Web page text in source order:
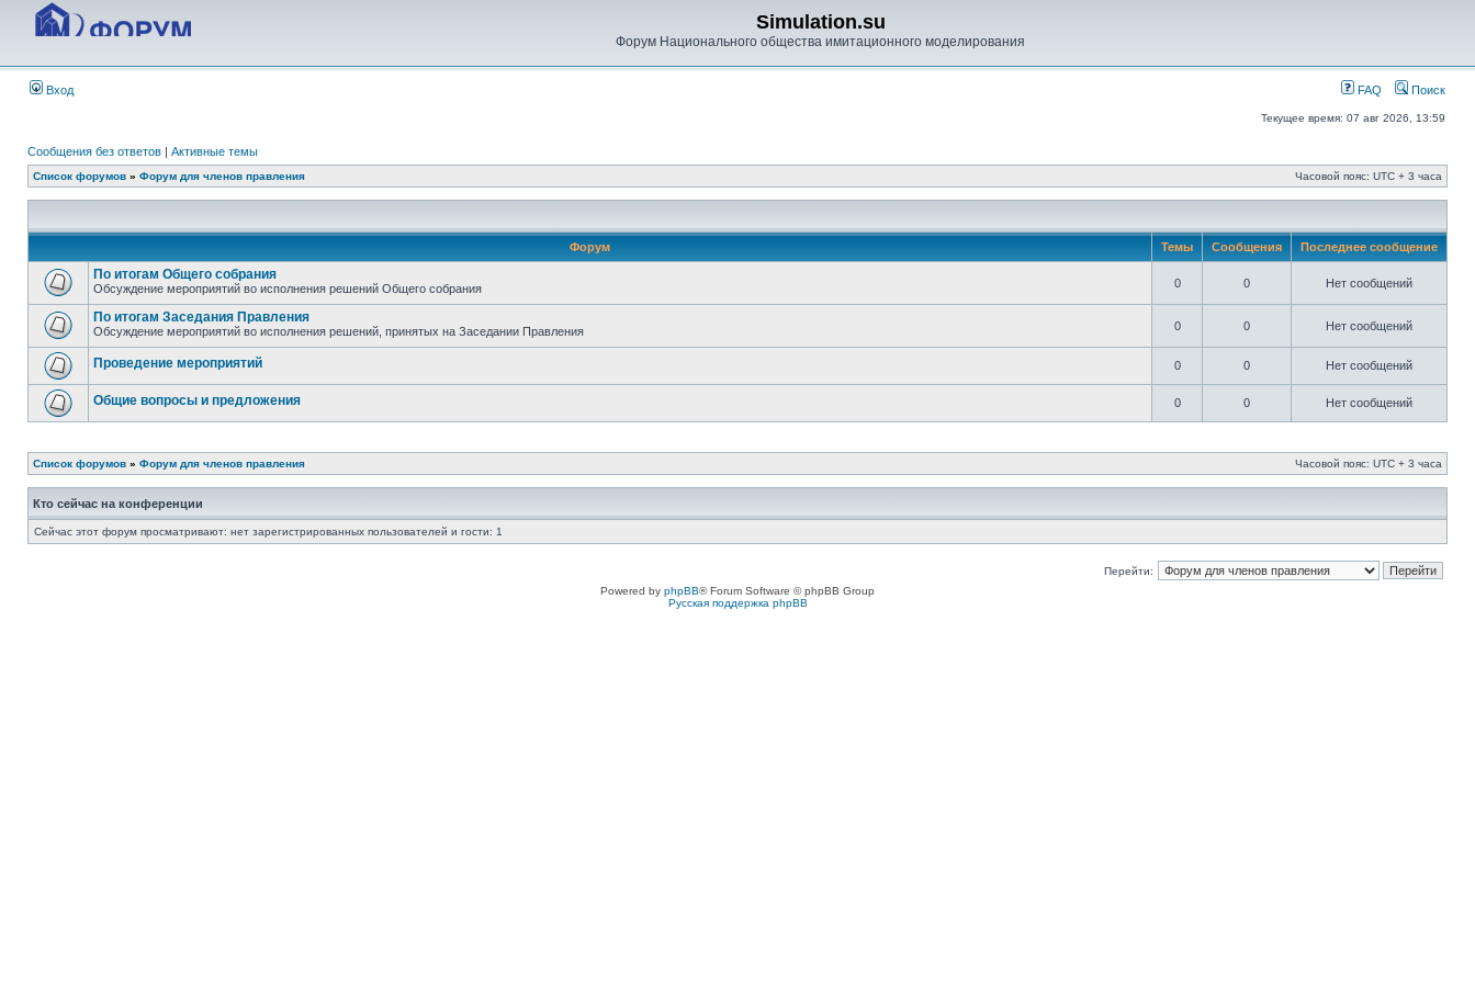
Simulation.su
Форум Национального общества имитационного моделирования
Вход FAQ Поиск
Текущее время: 07 авг 2026, 13:59
Сообщения без ответов | Активные темы
Список форумов » Форум для членов правления Часовой пояс: UTC + 3 часа
Форум Темы Сообщения Последнее сообщение
По итогам Общего собрания
Обсуждение мероприятий во исполнения решений Общего собрания 0 0 Нет сообщений
По итогам Заседания Правления
Обсуждение мероприятий во исполнения решений, принятых на Заседании Правления 0 0 Нет сообщений
Проведение мероприятий 0 0 Нет сообщений
Общие вопросы и предложения 0 0 Нет сообщений
Список форумов » Форум для членов правления Часовой пояс: UTC + 3 часа
Кто сейчас на конференции
Сейчас этот форум просматривают: нет зарегистрированных пользователей и гости: 1
Перейти:
Powered by phpBB® Forum Software © phpBB Group
Русская поддержка phpBB